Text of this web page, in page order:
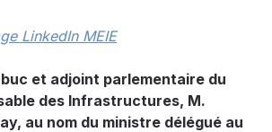
LinkedIn MEIE
et adjoint parlementaire du
des Infrastructures, M.
au nom du ministre délégué au